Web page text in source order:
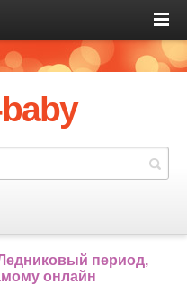
период,
онлайн